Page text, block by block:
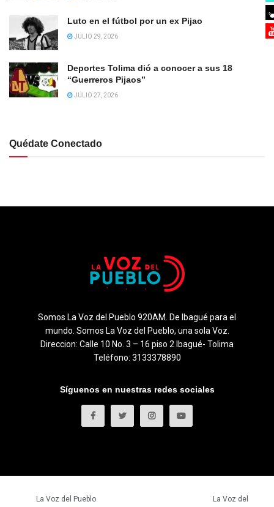
Luto en el fútbol por un ex Pijao
JULIO 29, 2026
Deportes Tolima dió a conocer a sus 18
“Guerreros Pijaos”
JULIO 27, 2026
Quédate Conectado
Somos La Voz del Pueblo 920AM. De Ibagué para el
mundo. Somos La Voz del Pueblo, una sola Voz.
Direccion: Calle 10 No. 3 – 16 piso 2 Ibagué- Tolima
Teléfono: 3133378890
Síguenos en nuestras redes sociales
La Voz del Pueblo La Voz del